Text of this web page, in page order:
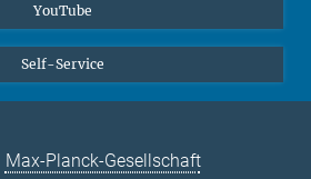
YouTube
Self-Service
Max-Planck-Gesellschaft